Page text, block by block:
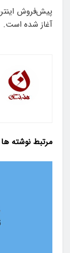
پیش‌فروش
آغاز شده است.
مرتبط نوشته ها